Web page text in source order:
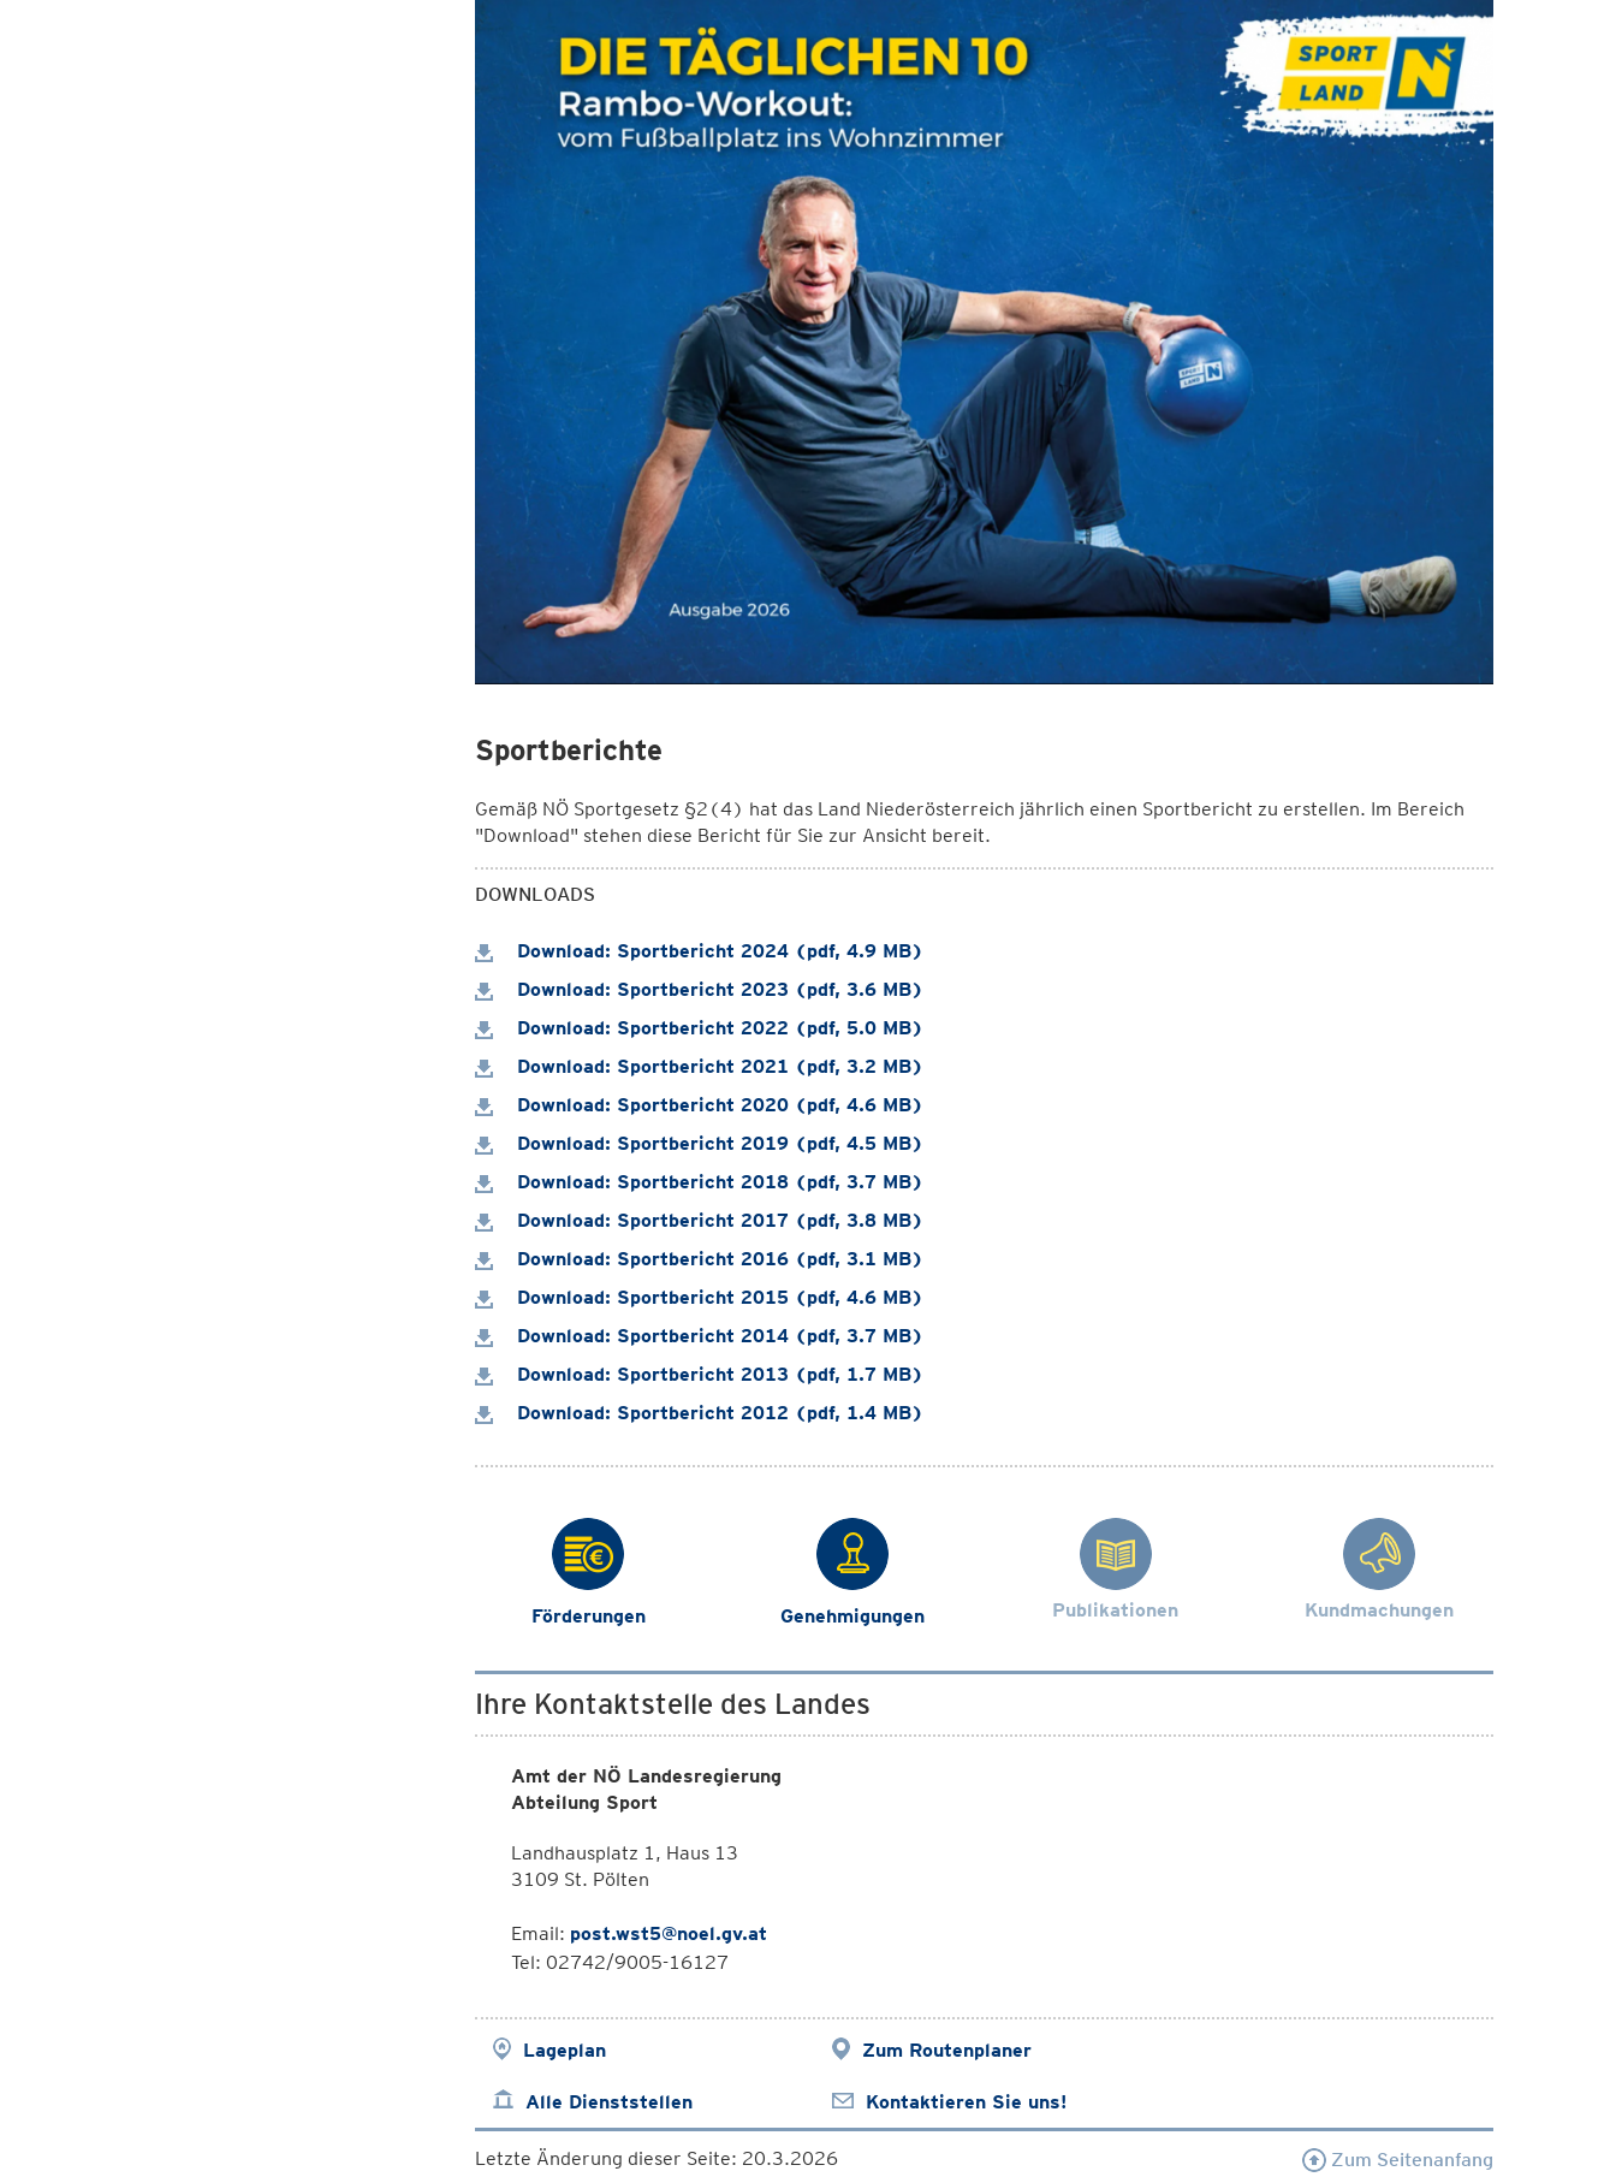
Sportberichte
Gemäß NÖ Sportgesetz §2(4) hat das Land Niederösterreich jährlich einen Sportbericht zu erstellen. Im Bereich
"Download" stehen diese Bericht für Sie zur Ansicht bereit.
DOWNLOADS
Download: Sportbericht 2024 (pdf, 4.9 MB)
Download: Sportbericht 2023 (pdf, 3.6 MB)
Download: Sportbericht 2022 (pdf, 5.0 MB)
Download: Sportbericht 2021 (pdf, 3.2 MB)
Download: Sportbericht 2020 (pdf, 4.6 MB)
Download: Sportbericht 2019 (pdf, 4.5 MB)
Download: Sportbericht 2018 (pdf, 3.7 MB)
Download: Sportbericht 2017 (pdf, 3.8 MB)
Download: Sportbericht 2016 (pdf, 3.1 MB)
Download: Sportbericht 2015 (pdf, 4.6 MB)
Download: Sportbericht 2014 (pdf, 3.7 MB)
Download: Sportbericht 2013 (pdf, 1.7 MB)
Download: Sportbericht 2012 (pdf, 1.4 MB)
Förderungen Genehmigungen Publikationen Kundmachungen
Ihre Kontaktstelle des Landes
Amt der NÖ Landesregierung
Abteilung Sport
Landhausplatz 1, Haus 13
3109 St. Pölten
Email: post.wst5@noel.gv.at
Tel: 02742/9005-16127
Lageplan Zum Routenplaner
Alle Dienststellen Kontaktieren Sie uns!
Letzte Änderung dieser Seite: 20.3.2026 Zum Seitenanfang